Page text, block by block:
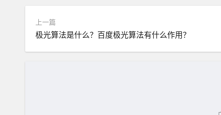
上一篇
极光算法是什么？百度极光算法有什么作用？